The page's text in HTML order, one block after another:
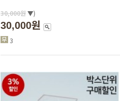
30,000원▼)
30,000원
3